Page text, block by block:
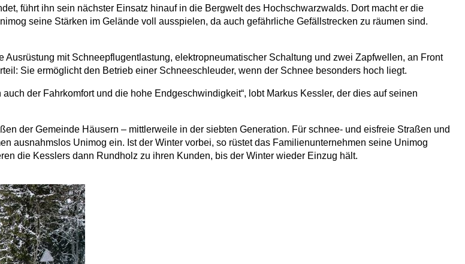
führt ihn sein nächster Einsatz hinauf in die Bergwelt des Hochschwarzwalds. Dort macht er die
seine Stärken im Gelände voll ausspielen, da auch gefährliche Gefällstrecken zu räumen sind.
mit Schneepflugentlastung, elektropneumatischer Schaltung und zwei Zapfwellen, an Front
Sie ermöglicht den Betrieb einer Schneeschleuder, wenn der Schnee besonders hoch liegt.
der Fahrkomfort und die hohe Endgeschwindigkeit“, lobt Markus Kessler, der dies auf seinen
der Gemeinde Häusern – mittlerweile in der siebten Generation. Für schnee- und eisfreie Straßen und
ausnahmslos Unimog ein. Ist der Winter vorbei, so rüstet das Familienunternehmen seine Unimog
die Kesslers dann Rundholz zu ihren Kunden, bis der Winter wieder Einzug hält.